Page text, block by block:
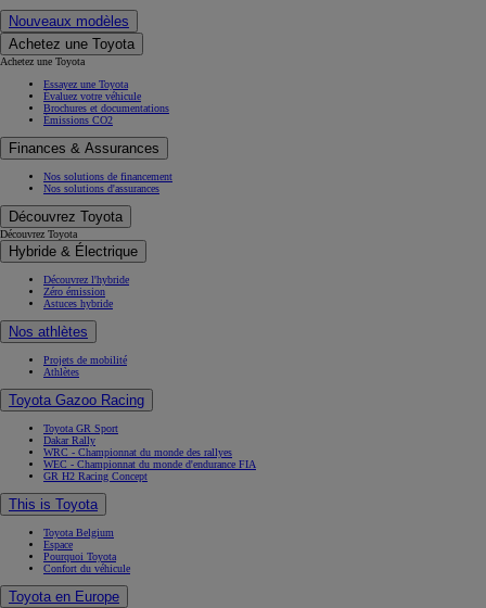
Nouveaux modèles
Achetez une Toyota
Achetez une Toyota
Essayez une Toyota
Évaluez votre véhicule
Brochures et documentations
Émissions CO2
Finances & Assurances
Nos solutions de financement
Nos solutions d'assurances
Découvrez Toyota
Découvrez Toyota
Hybride & Électrique
Découvrez l'hybride
Zéro émission
Astuces hybride
Nos athlètes
Projets de mobilité
Athlètes
Toyota Gazoo Racing
Toyota GR Sport
Dakar Rally
WRC - Championnat du monde des rallyes
WEC - Championnat du monde d'endurance FIA
GR H2 Racing Concept
This is Toyota
Toyota Belgium
Espace
Pourquoi Toyota
Confort du véhicule
Toyota en Europe